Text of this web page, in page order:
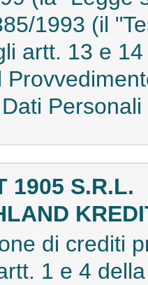
1993 (il
artt. 13 e
1905 S.R.L.
di crediti
1 e 4